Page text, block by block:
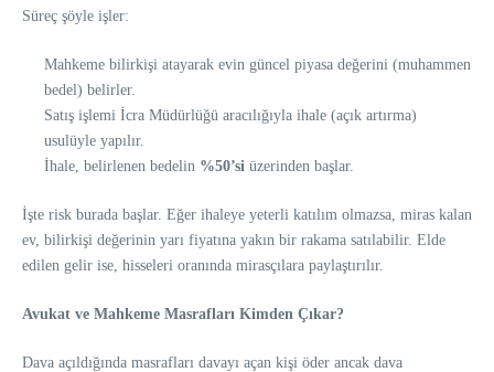
Süreç şöyle işler:
Mahkeme bilirkişi atayarak evin güncel piyasa değerini (muhammen
bedel) belirler.
Satış işlemi İcra Müdürlüğü aracılığıyla ihale (açık artırma)
usulüyle yapılır.
İhale, belirlenen bedelin %50’si üzerinden başlar.
İşte risk burada başlar. Eğer ihaleye yeterli katılım olmazsa, miras kalan
ev, bilirkişi değerinin yarı fiyatına yakın bir rakama satılabilir. Elde
edilen gelir ise, hisseleri oranında mirasçılara paylaştırılır.
Avukat ve Mahkeme Masrafları Kimden Çıkar?
Dava açıldığında masrafları davayı açan kişi öder ancak dava